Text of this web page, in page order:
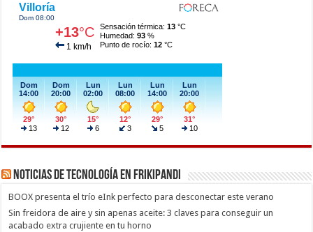
Noticias de Tecnología en Frikipandi
BOOX presenta el trío eInk perfecto para desconectar este verano
Sin freidora de aire y sin apenas aceite: 3 claves para conseguir un
acabado extra crujiente en tu horno